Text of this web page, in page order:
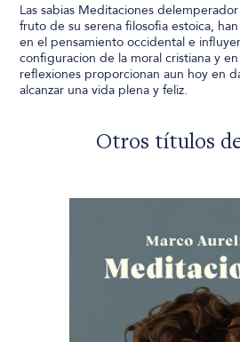
Las sabias Meditaciones
fruto de su serena filosofia estoica,
en el pensamiento occidental e
configuracion de la moral cristiana y
reflexiones proporcionan aun hoy en
alcanzar una vida plena y feliz.
Otros títulos